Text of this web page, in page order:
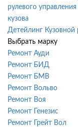
рулевого управления
кузова
Детейлинг Кузовной
Выбрать марку
Ремонт Ауди
Ремонт БИД
Ремонт БМВ
Ремонт Вольво
Ремонт Воя
Ремонт Генезис
Ремонт Грейт Вол